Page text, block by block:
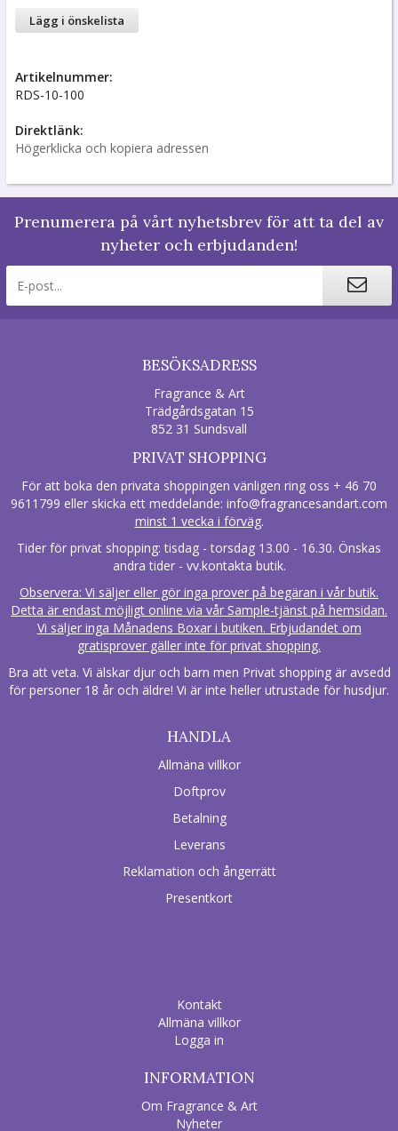
Lägg i önskelista
Artikelnummer:
RDS-10-100
Direktlänk:
Högerklicka och kopiera adressen
Prenumerera på vårt nyhetsbrev för att ta del av
nyheter och erbjudanden!
BESÖKSADRESS
Fragrance & Art
Trädgårdsgatan 15
852 31 Sundsvall
PRIVAT SHOPPING
För att boka den privata shoppingen vänligen ring oss + 46 70
9611799 eller skicka ett meddelande: info@fragrancesandart.com
minst 1 vecka i förväg.
Tider för privat shopping: tisdag - torsdag 13.00 - 16.30. Önskas
andra tider - vv.kontakta butik.
Observera: Vi säljer eller gör inga prover på begäran i vår butik.
Detta är endast möjligt online via vår Sample-tjänst på hemsidan.
Vi säljer inga Månadens Boxar i butiken. Erbjudandet om
gratisprover gäller inte för privat shopping.
Bra att veta. Vi älskar djur och barn men Privat shopping är avsedd
för personer 18 år och äldre! Vi är inte heller utrustade för husdjur.
HANDLA
Allmäna villkor
Doftprov
Betalning
Leverans
Reklamation och ångerrätt
Presentkort
Kontakt
Allmäna villkor
Logga in
INFORMATION
Om Fragrance & Art
Nyheter